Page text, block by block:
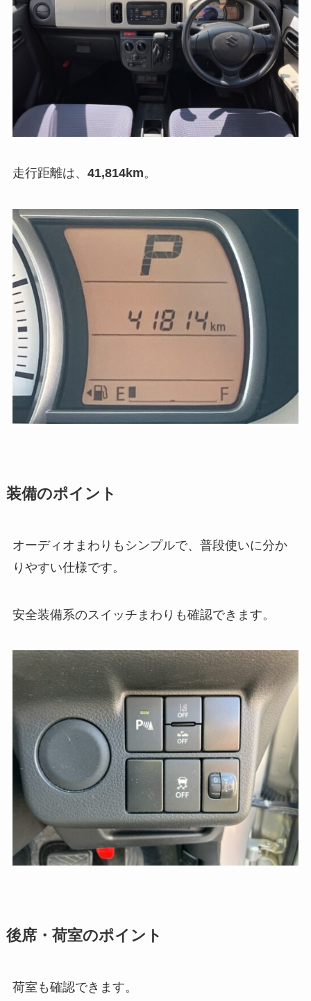
走行距離は、 41,814km。
装備のポイント
オーディオまわりもシンプルで、普段使いに分か
りやすい仕様です。
安全装備系のスイッチまわりも確認できます。
後席・荷室のポイント
荷室も確認できます。